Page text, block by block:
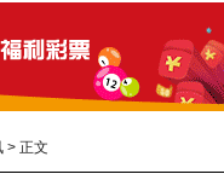
> 正文